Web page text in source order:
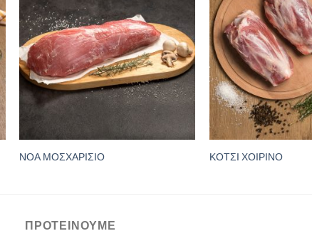
ΝΟΑ ΜΟΣΧΑΡΙΣΙΟ ΚΟΤΣΙ ΧΟΙΡΙΝΟ
ΠΡΟΤΕΙΝΟΥΜΕ